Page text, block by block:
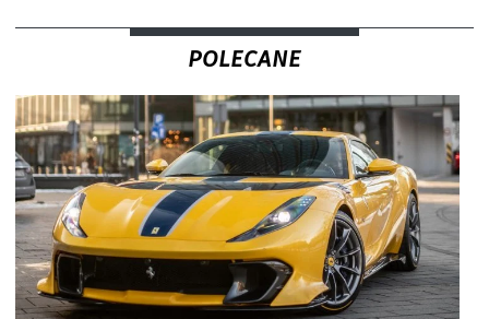
POLECANE